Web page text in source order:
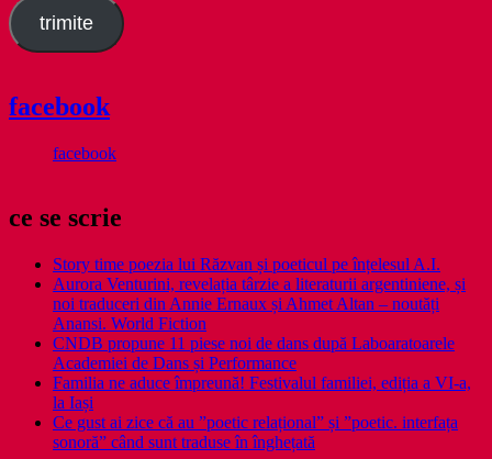
trimite
facebook
facebook
ce se scrie
Story time poezia lui Răzvan și poeticul pe înțelesul A.I.
Aurora Venturini, revelația târzie a literaturii argentiniene, și
noi traduceri din Annie Ernaux și Ahmet Altan – noutăți
Anansi. World Fiction
CNDB propune 11 piese noi de dans după Laboaratoarele
Academiei de Dans și Performance
Familia ne aduce împreună! Festivalul familiei, ediția a VI-a,
la Iași
Ce gust ai zice că au ”poetic relațional” și ”poetic. interfața
sonoră” când sunt traduse în înghețată